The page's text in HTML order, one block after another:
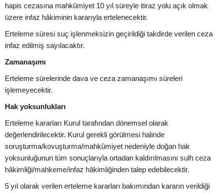
hapis cezasına mahkûmiyet 10 yıl süreyle itiraz yolu açık olmak
üzere infaz hâkiminin kararıyla ertelenecektir.
Erteleme süresi suç işlenmeksizin geçirildiği takdirde verilen ceza
infaz edilmiş sayılacaktır.
Zamanaşımı
Erteleme sürelerinde dava ve ceza zamanaşımı süreleri
işlemeyecektir.
Hak yoksunlukları
Erteleme kararları Kurul tarafından dönemsel olarak
değerlendirilecektir. Kurul gerekli görülmesi halinde
soruşturma/kovuşturma/mahkûmiyet nedeniyle doğan hak
yoksunluğunun tüm sonuçlarıyla ortadan kaldırılmasını sulh ceza
hâkimliği/mahkeme/infaz hâkimliğinden talep edebilecektir.
5 yıl olarak verilen erteleme kararları bakımından kararın verildiği